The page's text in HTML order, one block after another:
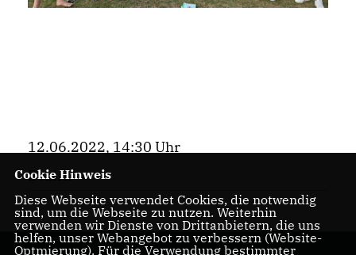
12.06.2022, 14:30 Uhr
Bezirk
Cookie Hinweis
Diese Webseite verwendet Cookies, die notwendig
sind, um die Webseite zu nutzen. Weiterhin
verwenden wir Dienste von Drittanbietern, die uns
helfen, unser Webangebot zu verbessern (Website-
Optmierung). Für die Verwendung bestimmter